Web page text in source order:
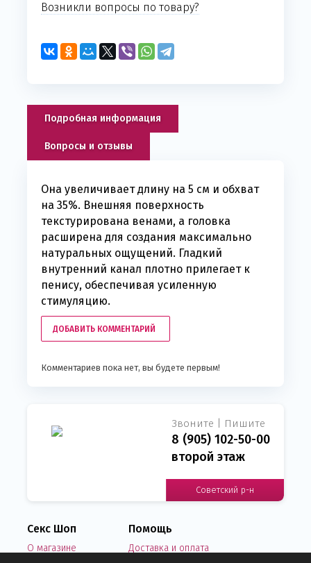
Возникли вопросы по товару?
Подробная информация
Вопросы и отзывы
Она увеличивает длину на 5 см и обхват
на 35%. Внешняя поверхность
текстурирована венами, а головка
расширена для создания максимально
натуральных ощущений. Гладкий
внутренний канал плотно прилегает к
пенису, обеспечивая усиленную
стимуляцию.
ДОБАВИТЬ КОММЕНТАРИЙ
Комментариев пока нет, вы будете первым!
Звоните | Пишите
8 (905) 102-50-00
второй этаж
Советский р-н
Секс Шоп
О магазине
Помощь
Доставка и оплата